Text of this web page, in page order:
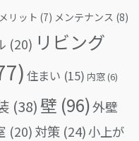
メリット (7) メンテナンス (8)
(20) リビング
住まい (15) 内窓(6)
(38) 壁 (96)外壁
(20) 対策 (24)小上が